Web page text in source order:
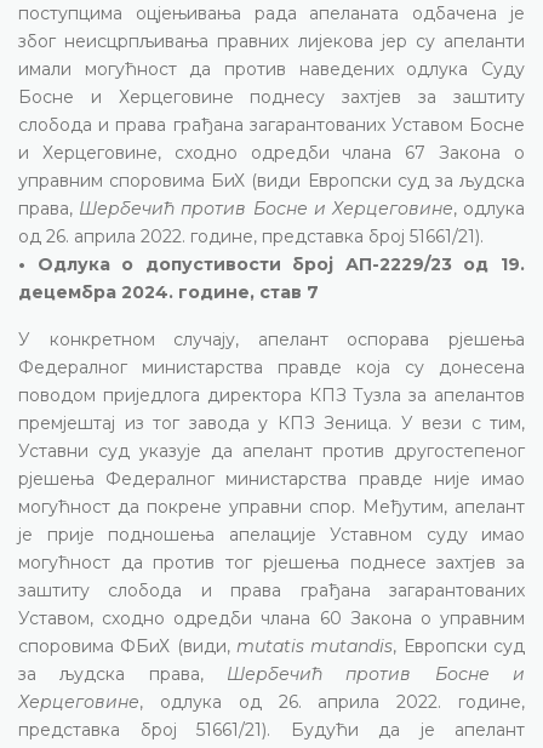
поступцима оцјењивања рада апеланата одбачена је
због неисцрпљивања правних лијекова јер су апеланти
имали могућност да против наведених одлука Суду
Босне и Херцеговине поднесу захтјев за заштиту
слобода и права грађана загарантованих Уставом Босне
и Херцеговине, сходно одредби члана 67 Закона о
управним споровима БиХ (види Европски суд за људска
права, Шербечић против Босне и Херцеговине, одлука
од 26. априла 2022. године, представка број 51661/21).
• Одлука о допустивости број АП-2229/23 од 19.
децембра 2024. године, став 7
У конкретном случају, апелант оспорава рјешења
Федералног министарства правде која су донесена
поводом приједлога директора КПЗ Тузла за апелантов
премјештај из тог завода у КПЗ Зеница. У вези с тим,
Уставни суд указује да апелант против другостепеног
рјешења Федералног министарства правде није имао
могућност да покрене управни спор. Међутим, апелант
је прије подношења апелације Уставном суду имао
могућност да против тог рјешења поднесе захтјев за
заштиту слобода и права грађана загарантованих
Уставом, сходно одредби члана 60 Закона о управним
споровима ФБиХ (види, mutatis mutandis, Европски суд
за људска права, Шербечић против Босне и
Херцеговине, одлука од 26. априла 2022. године,
представка број 51661/21). Будући да је апелант